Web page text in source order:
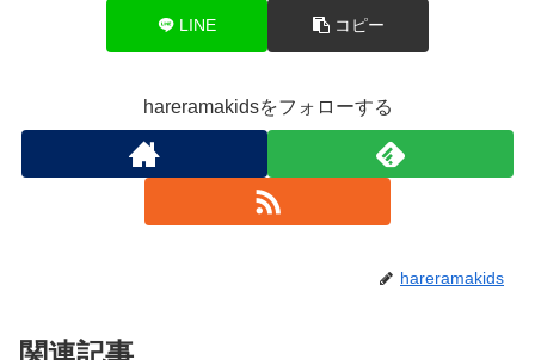
LINE コピー
hareramakidsをフォローする
hareramakids
関連記事